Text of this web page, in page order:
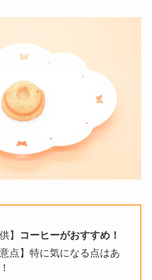
】
コーヒーがおすすめ！
点】特に気になる点はあ